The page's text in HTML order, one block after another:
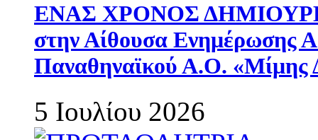
ΕΝΑΣ ΧΡΟΝΟΣ
στην Αίθουσα Ενημέρωσης
Παναθηναϊκού Α.Ο. «Μίμης
5 Ιουλίου 2026